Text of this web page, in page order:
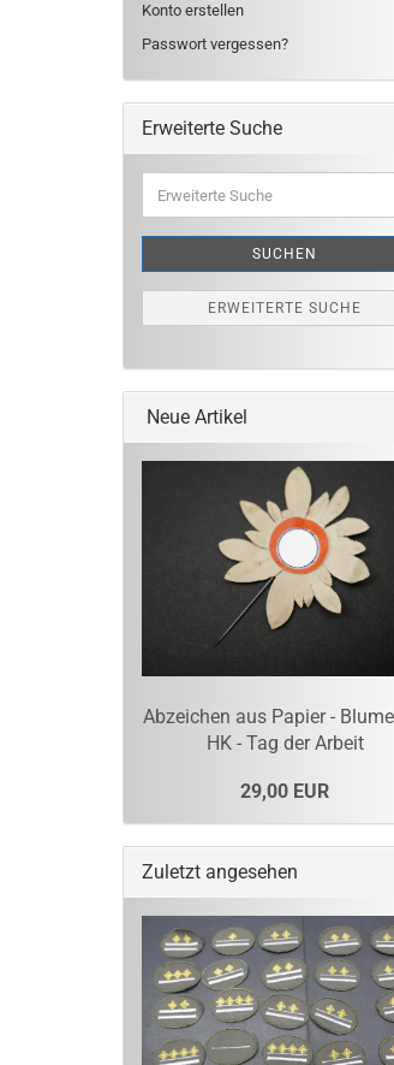
Konto erstellen
Passwort vergessen?
Erweiterte Suche
Suche
SUCHEN
ERWEITERTE SUCHE
Neue Artikel
Abzeichen aus Papier -
HK - Tag der Arbeit
29,00 EUR
Zuletzt angesehen